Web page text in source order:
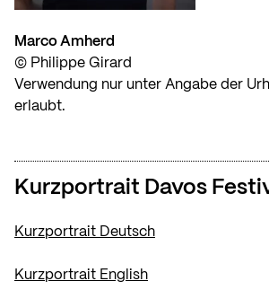
Marco Amherd
© Philippe Girard
Verwendung nur unter Angabe der
erlaubt.
Kurzportrait Davos
Kurzportrait Deutsch
Kurzportrait English